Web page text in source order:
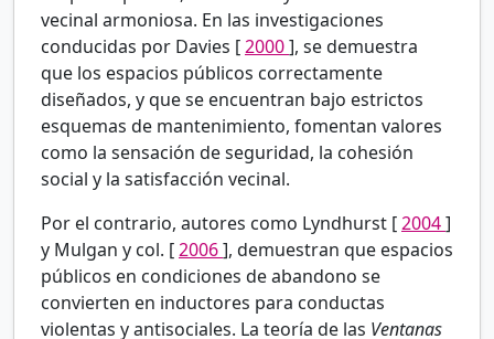
vecinal armoniosa. En las investigaciones
conducidas por Davies [2000], se demuestra
que los espacios públicos correctamente
diseñados, y que se encuentran bajo estrictos
esquemas de mantenimiento, fomentan valores
como la sensación de seguridad, la cohesión
social y la satisfacción vecinal.
Por el contrario, autores como Lyndhurst [2004]
y Mulgan y col. [2006], demuestran que espacios
públicos en condiciones de abandono se
convierten en inductores para conductas
violentas y antisociales. La teoría de las Ventanas